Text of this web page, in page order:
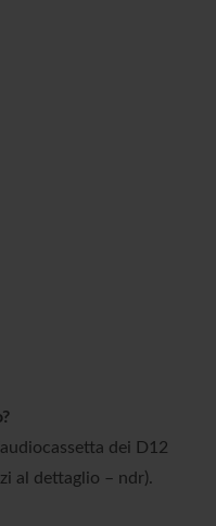
dei D12
al dettaglio – ndr).